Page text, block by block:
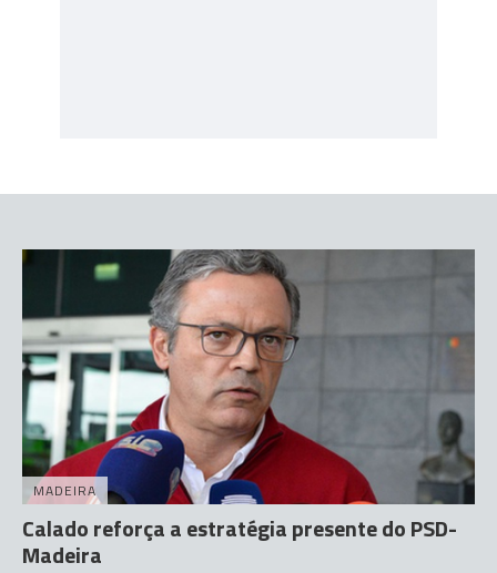
MADEIRA
Calado reforça a estratégia presente do PSD-
Madeira